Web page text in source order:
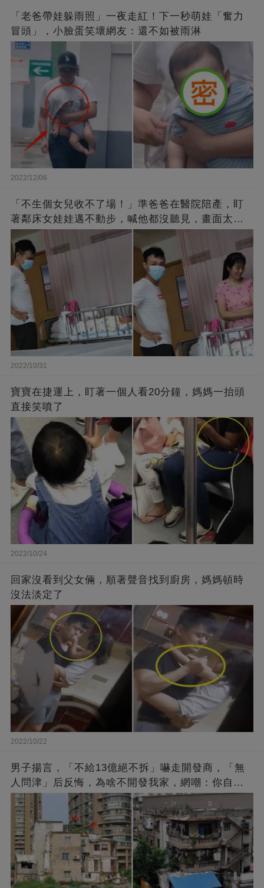
「老爸帶娃躲雨照」一夜走紅！下一秒萌娃「奮力
冒頭」，小臉蛋笑壞網友：還不如被雨淋
2022/12/06
「不生個女兒收不了場！」準爸爸在醫院陪產，盯
著鄰床女娃娃邁不動步，喊他都沒聽見，畫面太有
愛了！
2022/10/31
寶寶在捷運上，盯著一個人看20分鐘，媽媽一抬頭
直接笑噴了
2022/10/24
回家沒看到父女倆，順著聲音找到廚房，媽媽頓時
沒法淡定了
2022/10/22
男子揚言，「不給13億絕不拆」嚇走開發商，「無
人問津」后反悔，為啥不開發我家，網嘲：你自己
找的